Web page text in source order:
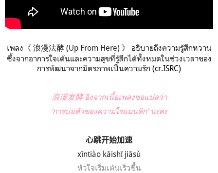
เพลง《 浪漫法酵 (Up From Here) 》 อธิบายถึงความรู้สึกหวาน
ซึ้งจากอาการใจเต้นและความสุขที่รู้สึกได้ทั้งหมดในช่วงเวลาของ
การพัฒนาจากมิตรภาพเป็นความรัก (cr.ISRC)
浪漫发酵 อิงจากเนื้อเพลงขอแปลว่า
‘การบ่มตัวของความโรแมนติก’นะคะ
心跳开始加速
xīntiào kāishǐ jiāsù
หัวใจเริ่มเต้นเร็วขึ้น